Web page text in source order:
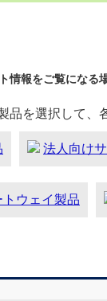
情報をご覧になる
品を選択して
法人向け
ウェイ製品